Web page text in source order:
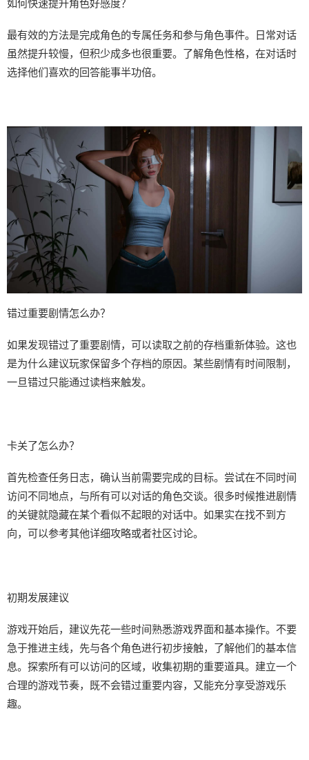
如何快速提升角色好感度？
最有效的方法是完成角色的专属任务和参与角色事件。日常对话
虽然提升较慢，但积少成多也很重要。了解角色性格，在对话时
选择他们喜欢的回答能事半功倍。
错过重要剧情怎么办？
如果发现错过了重要剧情，可以读取之前的存档重新体验。这也
是为什么建议玩家保留多个存档的原因。某些剧情有时间限制，
一旦错过只能通过读档来触发。
卡关了怎么办？
首先检查任务日志，确认当前需要完成的目标。尝试在不同时间
访问不同地点，与所有可以对话的角色交谈。很多时候推进剧情
的关键就隐藏在某个看似不起眼的对话中。如果实在找不到方
向，可以参考其他详细攻略或者社区讨论。
初期发展建议
游戏开始后，建议先花一些时间熟悉游戏界面和基本操作。不要
急于推进主线，先与各个角色进行初步接触，了解他们的基本信
息。探索所有可以访问的区域，收集初期的重要道具。建立一个
合理的游戏节奏，既不会错过重要内容，又能充分享受游戏乐
趣。